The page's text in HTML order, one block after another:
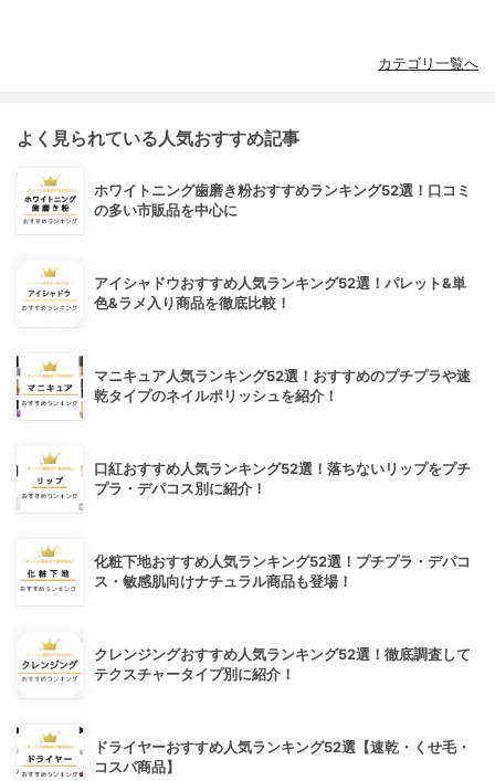
カテゴリ一覧へ
よく見られている人気おすすめ記事
ホワイトニング歯磨き粉おすすめランキング52選！口コミ
の多い市販品を中心に
アイシャドウおすすめ人気ランキング52選！パレット&単
色&ラメ入り商品を徹底比較！
マニキュア人気ランキング52選！おすすめのプチプラや速
乾タイプのネイルポリッシュを紹介！
口紅おすすめ人気ランキング52選！落ちないリップをプチ
プラ・デパコス別に紹介！
化粧下地おすすめ人気ランキング52選！プチプラ・デパコ
ス・敏感肌向けナチュラル商品も登場！
クレンジングおすすめ人気ランキング52選！徹底調査して
テクスチャータイプ別に紹介！
ドライヤーおすすめ人気ランキング52選【速乾・くせ毛・
コスパ商品】